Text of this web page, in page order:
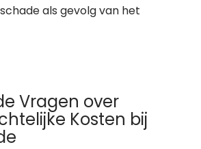
als gevolg van het
Vragen over
Kosten bij